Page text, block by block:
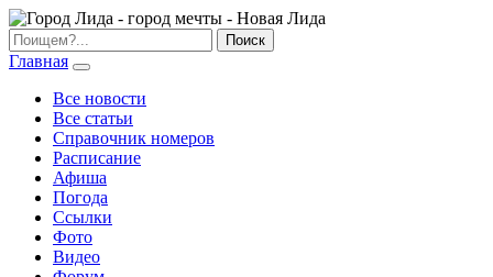
Главная
Все новости
Все статьи
Справочник номеров
Расписание
Афиша
Погода
Ссылки
Фото
Видео